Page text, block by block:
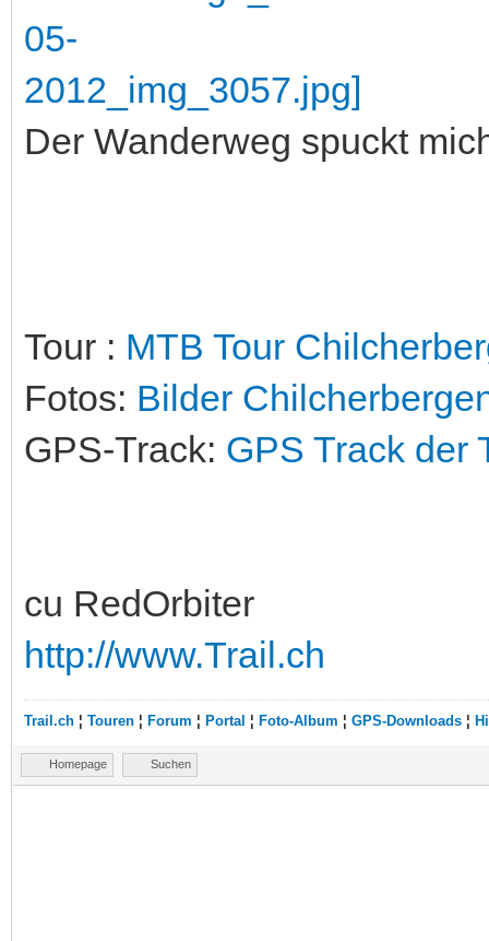
Der Wanderweg spuckt
Tour : MTB Tour
Fotos: Bilder
GPS-Track: GPS Track der
cu RedOrbiter
http://www.Trail.ch
Trail.ch ¦ Touren ¦ Forum ¦ Portal ¦ Foto-Album ¦ GPS-Downloads ¦
Homepage Suchen